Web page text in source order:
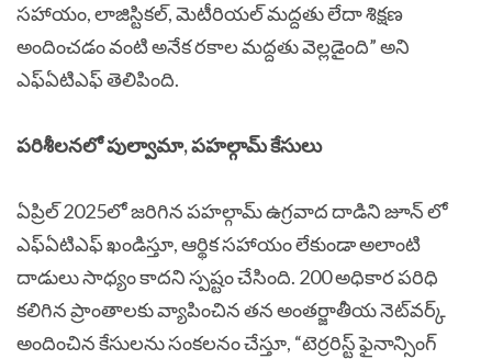
సహాయం, లాజిస్టికల్, మెటీరియల్ మద్దతు లేదా శిక్షణ
అందించడం వంటి అనేక రకాల మద్దతు వెల్లడైంది” అని
ఎఫ్ఏటిఎఫ్తెలిపింది.
పరిశీలనలోపుల్వామా, పహల్గామ్ కేసులు
ఏప్రిల్ 2025లో జరిగిన పహల్గామ్ ఉగ్రవాద దాడిని జూన్ లో
ఎఫ్ఏటిఎఫ్ఖండిస్తూ, ఆర్థిక సహాయం లేకుండా అలాంటి
దాడులు సాధ్యం కాదని స్పష్టం చేసింది. 200 అధికార పరిధి
కలిగిన ప్రాంతాలకు వ్యాపించిన తన అంతర్జాతీయ నెట్‌వర్క్
అందించిన కేసులను సంకలనం చేస్తూ, “టెర్రరిస్ట్ ఫైనాన్సింగ్